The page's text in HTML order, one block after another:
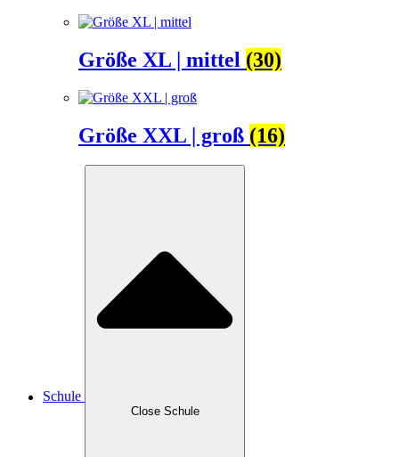
Größe XL | mittel (30)
Größe XXL | groß (16)
Schule
Close Schule